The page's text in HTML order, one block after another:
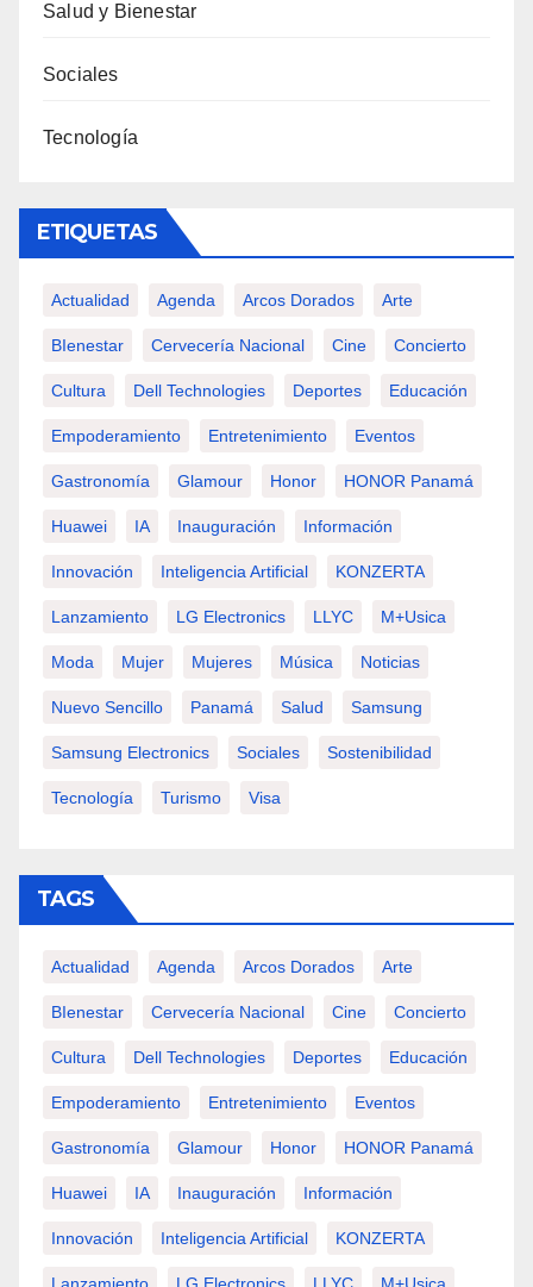
Salud y Bienestar
Sociales
Tecnología
ETIQUETAS
Actualidad Agenda Arcos Dorados Arte
BIenestar Cervecería Nacional Cine Concierto
Cultura Dell Technologies Deportes Educación
Empoderamiento Entretenimiento Eventos
Gastronomía Glamour Honor HONOR Panamá
Huawei IA Inauguración Información
Innovación Inteligencia Artificial KONZERTA
Lanzamiento LG Electronics LLYC M+usica
Moda Mujer Mujeres Música Noticias
Nuevo Sencillo Panamá Salud Samsung
Samsung Electronics Sociales Sostenibilidad
Tecnología Turismo Visa
TAGS
Actualidad Agenda Arcos Dorados Arte
BIenestar Cervecería Nacional Cine Concierto
Cultura Dell Technologies Deportes Educación
Empoderamiento Entretenimiento Eventos
Gastronomía Glamour Honor HONOR Panamá
Huawei IA Inauguración Información
Innovación Inteligencia Artificial KONZERTA